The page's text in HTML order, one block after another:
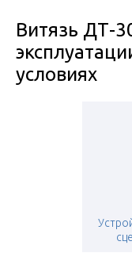
Витязь ДТ-
условиях